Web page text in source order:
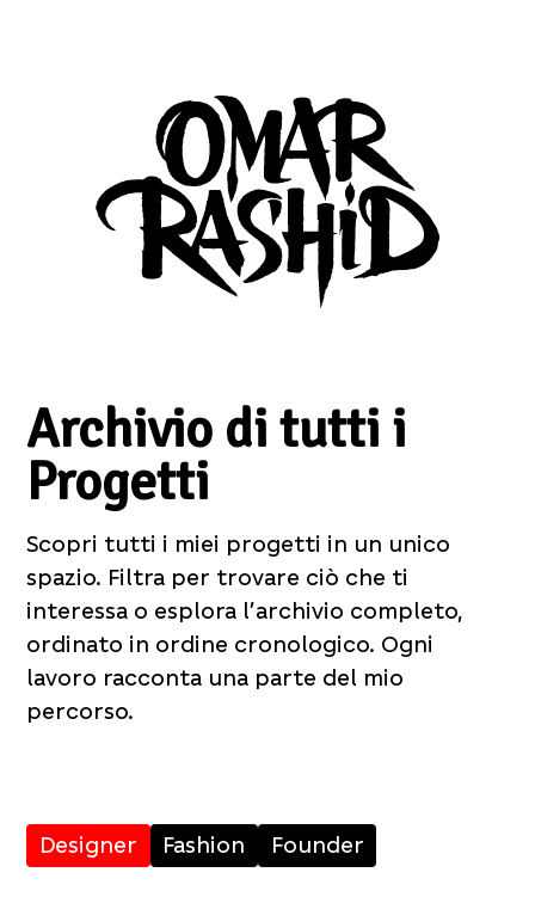
Archivio di tutti i
Progetti
Scopri tutti i miei progetti in un unico
spazio. Filtra per trovare ciò che ti
interessa o esplora l’archivio completo,
ordinato in ordine cronologico. Ogni
lavoro racconta una parte del mio
percorso.
Designer Fashion Founder